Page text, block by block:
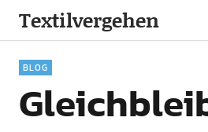
Textilvergehen
BLOG